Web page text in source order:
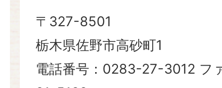
〒327-8501
栃木県佐野市高砂町1
電話番号：0283-27-3012 フ